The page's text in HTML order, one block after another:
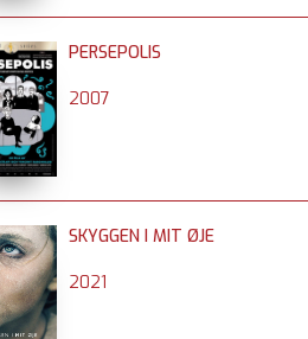
PERSEPOLIS
2007
SKYGGEN I MIT ØJE
2021